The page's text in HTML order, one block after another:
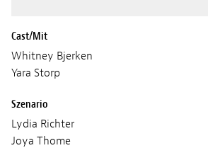
Cast/Mit
Whitney Bjerken
Yara Storp
Szenario
Lydia Richter
Joya Thome